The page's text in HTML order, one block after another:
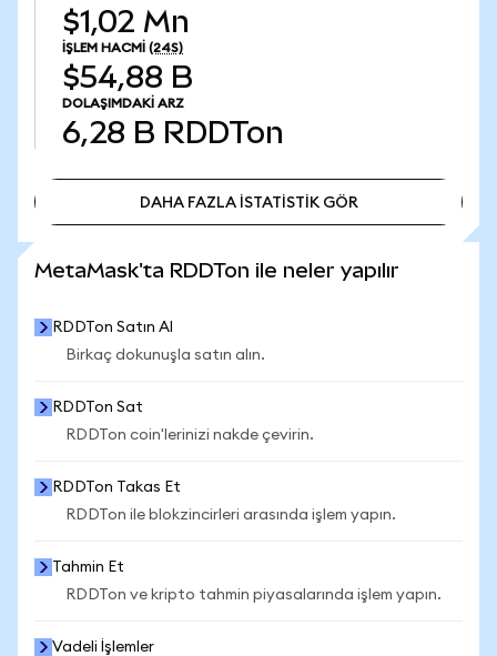
$1,02 Mn
İŞLEM HACMI (24S)
$54,88 B
DOLAŞIMDAKI ARZ
6,28 B RDDTon
DAHA FAZLA İSTATİSTİK GÖR
MetaMask'ta RDDTon ile neler yapılır
RDDTon Satın Al
Birkaç dokunuşla satın alın.
RDDTon Sat
RDDTon coin'lerinizi nakde çevirin.
RDDTon Takas Et
RDDTon ile blokzincirleri arasında işlem yapın.
Tahmin Et
RDDTon ve kripto tahmin piyasalarında işlem yapın.
Vadeli İşlemler